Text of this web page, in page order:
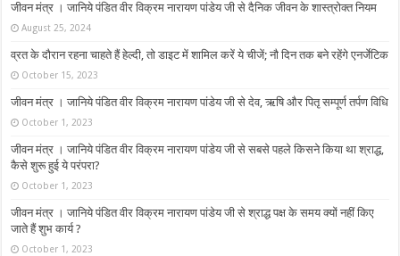
जीवन मंत्र । जानिये पंडित वीर विक्रम नारायण पांडेय जी से दैनिक जीवन के शास्त्रोक्त नियम
August 25, 2024
व्रत के दौरान रहना चाहते हैं हेल्दी, तो डाइट में शामिल करें ये चीजें; नौ दिन तक बने रहेंगे एनर्जेटिक
October 15, 2023
जीवन मंत्र । जानिये पंडित वीर विक्रम नारायण पांडेय जी से देव, ऋषि और पितृ सम्पूर्ण तर्पण विधि
October 1, 2023
जीवन मंत्र । जानिये पंडित वीर विक्रम नारायण पांडेय जी से सबसे पहले किसने किया था श्राद्ध,
कैसे शुरू हुई ये परंपरा?
October 1, 2023
जीवन मंत्र । जानिये पंडित वीर विक्रम नारायण पांडेय जी से श्राद्ध पक्ष के समय क्यों नहीं किए
जाते हैं शुभ कार्य ?
October 1, 2023